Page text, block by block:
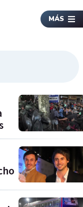
MÁS